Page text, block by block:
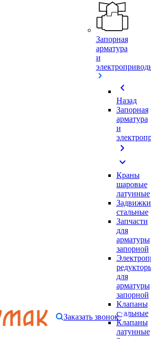
Запорная
арматура
и
chevron_left
Назад
Запорная
арматура
и
chevron_right
expand_more
Краны
шаровые
латунные
Задвижки
стальные
Запчасти
для
арматуры
запорной
для
арматуры
запорной
Клапаны
стальные
Клапаны
латунные
Заказать звонок